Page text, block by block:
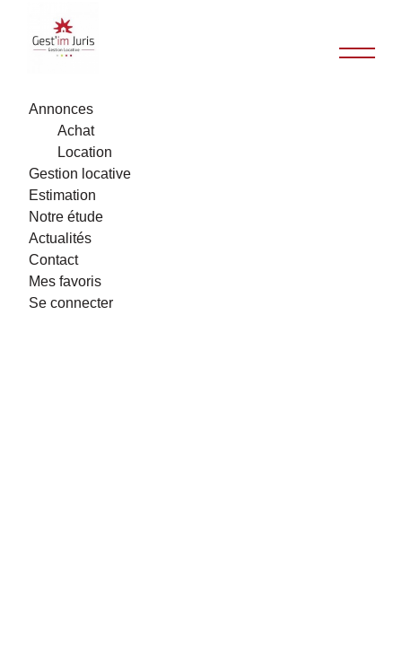
Annonces
Achat
Location
Gestion locative
Estimation
Notre étude
Actualités
Contact
Mes favoris
Se connecter